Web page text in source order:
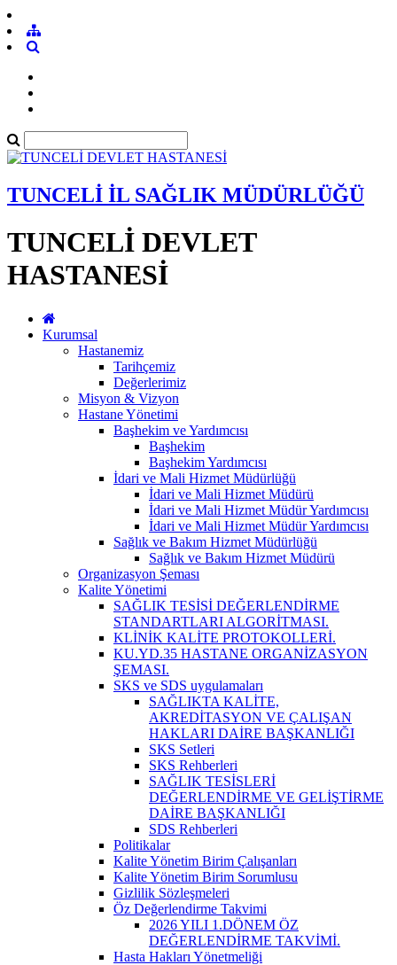
TUNCELİ İL SAĞLIK MÜDÜRLÜĞÜ
TUNCELİ DEVLET
HASTANESİ
Kurumsal
Hastanemiz
Tarihçemiz
Değerlerimiz
Misyon & Vizyon
Hastane Yönetimi
Başhekim ve Yardımcısı
Başhekim
Başhekim Yardımcısı
İdari ve Mali Hizmet Müdürlüğü
İdari ve Mali Hizmet Müdürü
İdari ve Mali Hizmet Müdür Yardımcısı
İdari ve Mali Hizmet Müdür Yardımcısı
Sağlık ve Bakım Hizmet Müdürlüğü
Sağlık ve Bakım Hizmet Müdürü
Organizasyon Şeması
Kalite Yönetimi
SAĞLIK TESİSİ DEĞERLENDİRME
STANDARTLARI ALGORİTMASI.
KLİNİK KALİTE PROTOKOLLERİ.
KU.YD.35 HASTANE ORGANİZASYON
ŞEMASI.
SKS ve SDS uygulamaları
SAĞLIKTA KALİTE,
AKREDİTASYON VE ÇALIŞAN
HAKLARI DAİRE BAŞKANLIĞI
SKS Setleri
SKS Rehberleri
SAĞLIK TESİSLERİ
DEĞERLENDİRME VE GELİŞTİRME
DAİRE BAŞKANLIĞI
SDS Rehberleri
Politikalar
Kalite Yönetim Birim Çalışanları
Kalite Yönetim Birim Sorumlusu
Gizlilik Sözleşmeleri
Öz Değerlendirme Takvimi
2026 YILI 1.DÖNEM ÖZ
DEĞERLENDİRME TAKVİMİ.
Hasta Hakları Yönetmeliği